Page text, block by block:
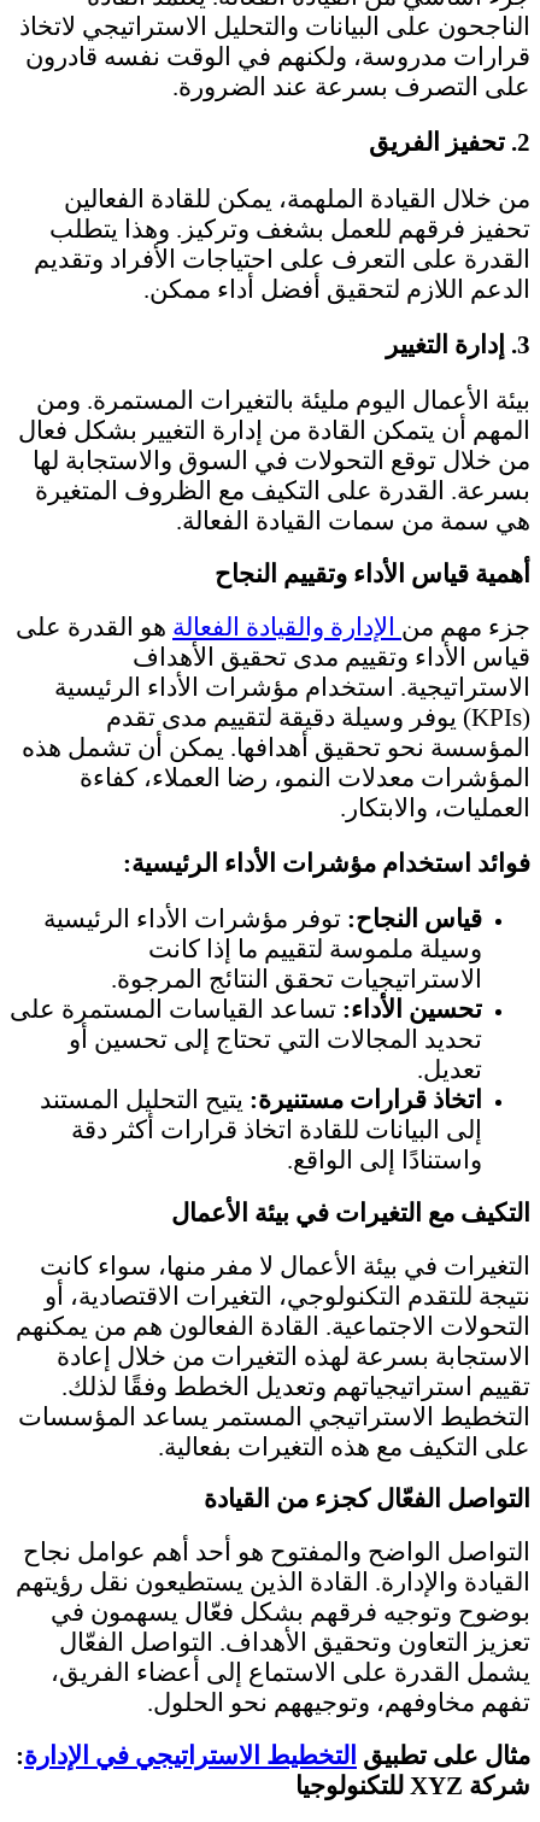
الناجحون على البيانات والتحليل الاستراتيجي لاتخاذ
قرارات مدروسة، ولكنهم في الوقت نفسه قادرون
على التصرف بسرعة عند الضرورة.
2. تحفيز الفريق
من خلال القيادة الملهمة، يمكن للقادة الفعالين
تحفيز فرقهم للعمل بشغف وتركيز. وهذا يتطلب
القدرة على التعرف على احتياجات الأفراد وتقديم
الدعم اللازم لتحقيق أفضل أداء ممكن.
3.
إدارة التغيير
بيئة الأعمال اليوم مليئة بالتغيرات المستمرة. ومن
المهم أن يتمكن القادة من إدارة التغيير بشكل فعال
من خلال توقع التحولات في السوق والاستجابة لها
بسرعة. القدرة على التكيف مع الظروف المتغيرة
هي سمة من سمات القيادة الفعالة.
أهمية قياس الأداء وتقييم النجاح
جزء مهم من الإدارة والقيادة الفعالة هو القدرة على
قياس الأداء وتقييم مدى تحقيق الأهداف
الاستراتيجية. استخدام مؤشرات الأداء الرئيسية
(KPIs) يوفر وسيلة دقيقة لتقييم مدى تقدم
المؤسسة نحو تحقيق أهدافها. يمكن أن تشمل هذه
المؤشرات معدلات النمو، رضا العملاء، كفاءة
العمليات، والابتكار.
فوائد استخدام مؤشرات الأداء الرئيسية:
قياس النجاح: توفر مؤشرات الأداء الرئيسية
وسيلة ملموسة لتقييم ما إذا كانت
الاستراتيجيات تحقق النتائج المرجوة.
تحسين الأداء: تساعد القياسات المستمرة على
تحديد المجالات التي تحتاج إلى تحسين أو
تعديل.
اتخاذ قرارات مستنيرة: يتيح التحليل المستند
إلى البيانات للقادة اتخاذ قرارات أكثر دقة
واستنادًا إلى الواقع.
التكيف مع التغيرات في بيئة الأعمال
التغيرات في بيئة الأعمال لا مفر منها، سواء كانت
نتيجة للتقدم التكنولوجي، التغيرات الاقتصادية، أو
التحولات الاجتماعية. القادة الفعالون هم من يمكنهم
الاستجابة بسرعة لهذه التغيرات من خلال إعادة
تقييم استراتيجياتهم وتعديل الخطط وفقًا لذلك.
التخطيط الاستراتيجي المستمر يساعد المؤسسات
على التكيف مع هذه التغيرات بفعالية.
التواصل الفعّال كجزء من القيادة
التواصل الواضح والمفتوح هو أحد أهم عوامل نجاح
القيادة والإدارة. القادة الذين يستطيعون نقل رؤيتهم
بوضوح وتوجيه فرقهم بشكل فعّال يسهمون في
تعزيز التعاون وتحقيق الأهداف. التواصل الفعّال
يشمل القدرة على الاستماع إلى أعضاء الفريق،
تفهم مخاوفهم، وتوجيههم نحو الحلول.
مثال على تطبيق التخطيط الاستراتيجي في الإدارة:
شركة XYZ للتكنولوجيا